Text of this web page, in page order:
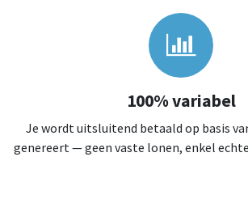
100% variabel
Je wordt uitsluitend betaald op basis
genereert — geen vaste lonen, enkel